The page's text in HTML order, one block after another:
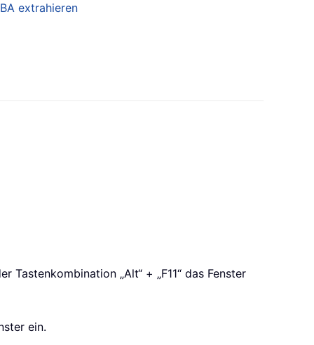
extrahieren
„Alt“ + „F11“ das Fenster
ein.